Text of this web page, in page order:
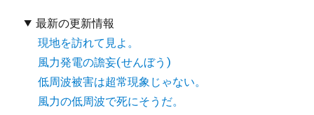
最新の更新情報
現地を訪れて見よ。
風力発電の譫妄(せんぼう)
低周波被害は超常現象じゃない。
風力の低周波で死にそうだ。